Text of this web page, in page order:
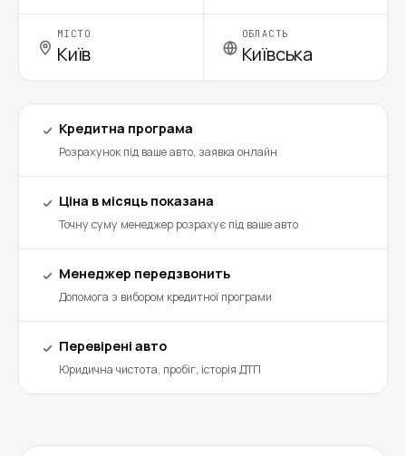
МІСТО
Київ
ОБЛАСТЬ
Київська
Кредитна програма
Розрахунок під ваше авто, заявка онлайн
Ціна в місяць показана
Точну суму менеджер розрахує під ваше авто
Менеджер передзвонить
Допомога з вибором кредитної програми
Перевірені авто
Юридична чистота, пробіг, історія ДТП